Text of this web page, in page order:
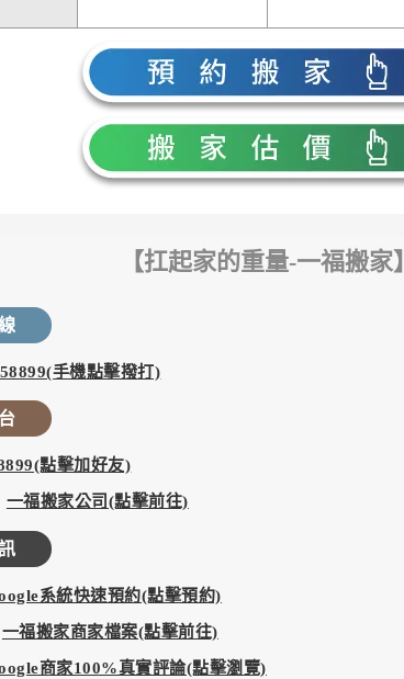
【扛起家的重量-一福搬家】
手機點擊撥打)
點擊加好友)
一福搬家公司(點擊前往)
系統快速預約(點擊預約)
一福搬家商家檔案(點擊前往)
商家100%真實評論(點擊瀏覽)